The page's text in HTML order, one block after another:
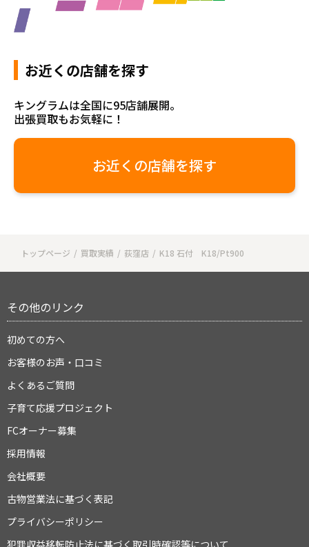
お近くの店舗を探す
キングラムは全国に95店舗展開。
出張買取もお気軽に！
お近くの店舗を探す
トップページ 買取実績 荻窪店 K18 石付 K18/Pt900
その他のリンク
初めての方へ
お客様のお声・口コミ
よくあるご質問
子育て応援プロジェクト
FCオーナー募集
採用情報
会社概要
古物営業法に基づく表記
プライバシーポリシー